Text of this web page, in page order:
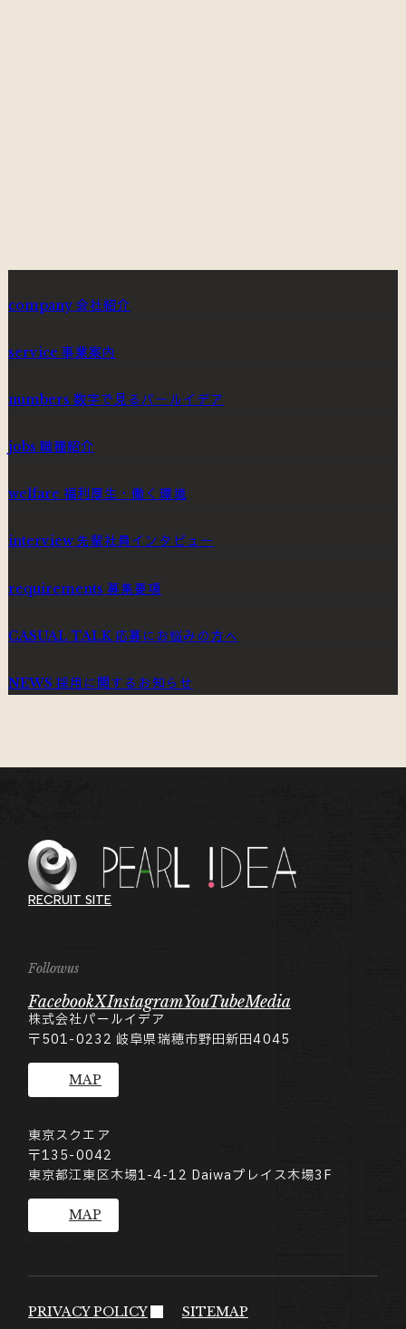
company 会社紹介
service 事業案内
numbers 数字で見るパールイデア
jobs 職種紹介
welfare 福利厚生・働く環境
interview 先輩社員インタビュー
requirements 募集要項
CASUAL TALK 応募にお悩みの方へ
NEWS 採用に関するお知らせ
RECRUIT SITE
Followus
FacebookXInstagramYouTubeMedia
株式会社パールイデア
〒501-0232 岐阜県瑞穂市野田新田4045
MAP
東京スクエア
〒135-0042
東京都江東区木場1-4-12 Daiwaプレイス木場3F
MAP
PRIVACY POLICY SITEMAP